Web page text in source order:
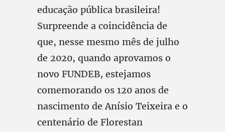
educação pública brasileira!
Surpreende a coincidência de
que, nesse mesmo mês de julho
de 2020, quando aprovamos o
novo FUNDEB, estejamos
comemorando os 120 anos de
nascimento de Anísio Teixeira e o
centenário de Florestan